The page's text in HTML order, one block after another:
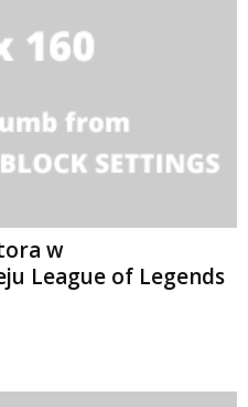
w
League of Legends